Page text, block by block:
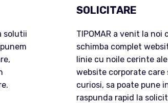
solutii
SOLICITARE
TIPOMAR a venit la noi
schimba complet
linie cu noile cerinte
website corporate
curiosi, sa poate pune
raspunda rapid la